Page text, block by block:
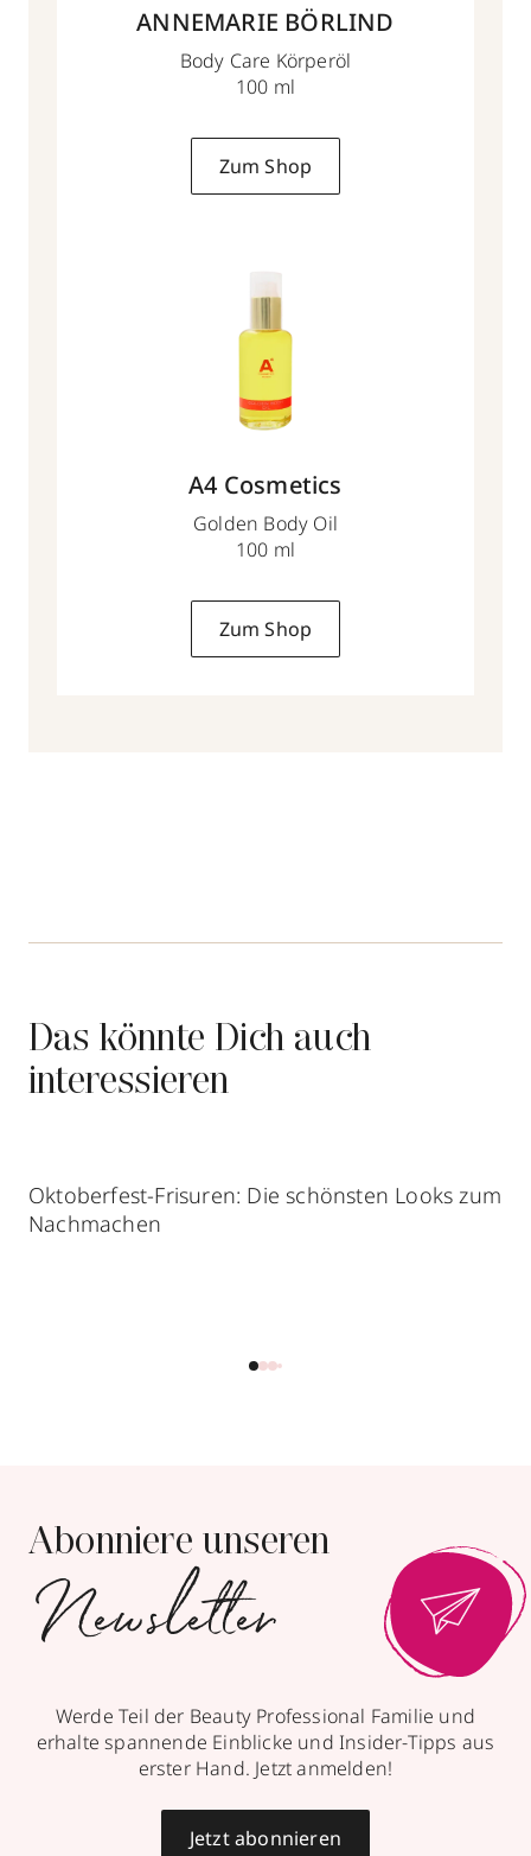
ANNEMARIE BÖRLIND
Body Care Körperöl
100 ml
Zum Shop
A4 Cosmetics
Golden Body Oil
100 ml
Zum Shop
Das könnte Dich auch
interessieren
Oktoberfest-Frisuren: Die schönsten Looks zum
Nachmachen
Abonniere unseren
Newsletter
Werde Teil der Beauty Professional Familie und
erhalte spannende Einblicke und Insider-Tipps aus
erster Hand. Jetzt anmelden!
Jetzt abonnieren